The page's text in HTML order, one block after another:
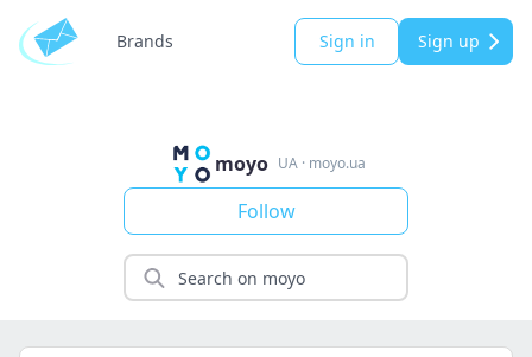
Brands Sign in Sign up
moyo UA· moyo.ua
Follow